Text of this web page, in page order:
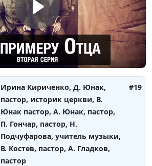
Ирина Кириченко, Илья
Вельгоша, Наталья Щеглова,
Галина Штеле, Иван Вельгоша,
Светлана Петрищева, Дмитрий
Фокин, Серго Наморадзе, Сергей
Кузьмин, Иван Лобанов
#20
Ирина Кириченко, Д. Юнак,
пастор, историк церкви, В.
Юнак пастор, А. Юнак, пастор,
П. Гончар, пастор, Н.
Подчуфарова, учитель музыки,
В. Костев, пастор, А. Гладков,
пастор
#19